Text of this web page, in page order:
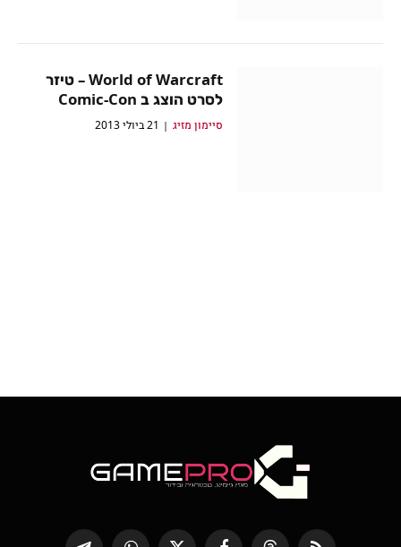
World of Warcraft – טיזר
לסרט הוצג ב Comic-Con
סיימון מזיג 21 ביולי 2013